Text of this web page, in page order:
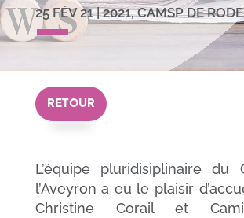
25 FÉV 21|2021,CAMSP DE
RETOUR
L’équipe pluridisiplinaire du
l’Aveyron a eu le plaisir
Christine Corail et